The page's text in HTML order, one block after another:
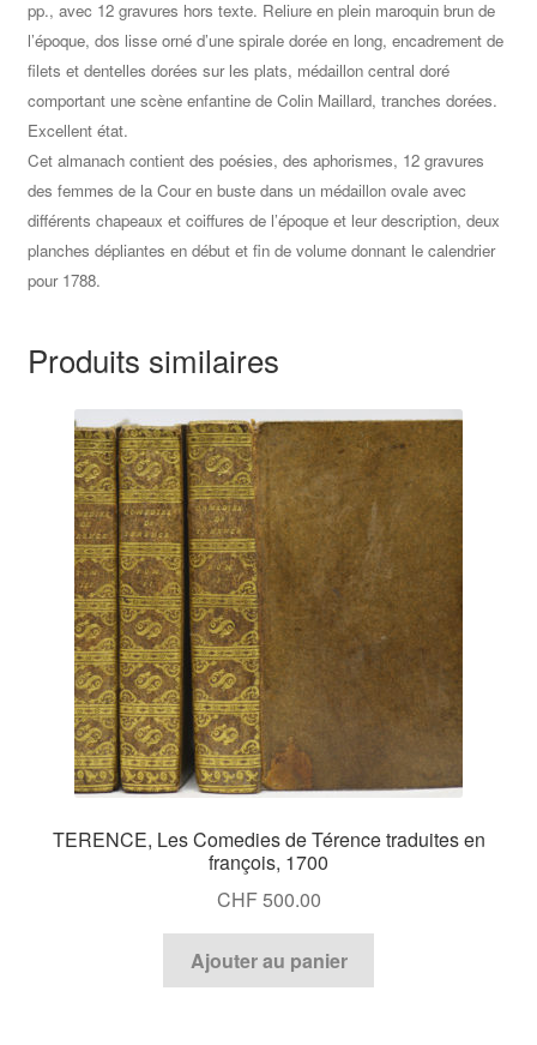
pp., avec 12 gravures hors texte. Reliure en plein maroquin brun de
l’époque, dos lisse orné d’une spirale dorée en long, encadrement de
filets et dentelles dorées sur les plats, médaillon central doré
comportant une scène enfantine de Colin Maillard, tranches dorées.
‎Excellent état.
Cet almanach contient des poésies, des aphorismes, 12 gravures
des femmes de la Cour en buste dans un médaillon ovale avec
différents chapeaux et coiffures de l’époque et leur description, deux
planches dépliantes en début et fin de volume donnant le calendrier
pour 1788.
Produits similaires
TERENCE, Les Comedies de Térence traduites en
françois, 1700
CHF500.00
Ajouter au panier